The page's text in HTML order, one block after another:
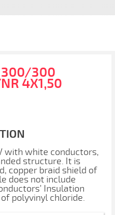
300/300
4X1,50
with white conductors,
structure. It is
copper braid shield of
does not include
Insulation
polyvinyl chloride.